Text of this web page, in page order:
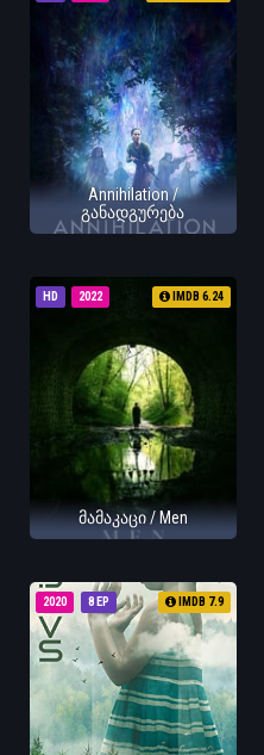
Annihilation /
განადგურება
HD 2022 IMDB 6.24
მამაკაცი / Men
8 EP
2020 IMDB 7.9